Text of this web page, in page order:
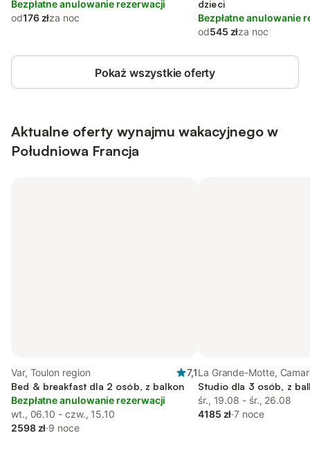
Bezpłatne anulowanie rezerwacji
od176 złza noc
dzieci
Bezpłatne anulowanie
od545 złza noc
Pokaż wszystkie oferty
Aktualne oferty wynajmu wakacyjnego w
Południowa Francja
Var, Toulon region
7,1
Bed & breakfast dla 2 osób, z balkon
Bezpłatne anulowanie rezerwacji
wt., 06.10 - czw., 15.10
2598 zł·9 noce
La Grande-Motte,
Studio dla 3 osób, z
śr., 19.08 - śr., 26.08
4185 zł·7 noce